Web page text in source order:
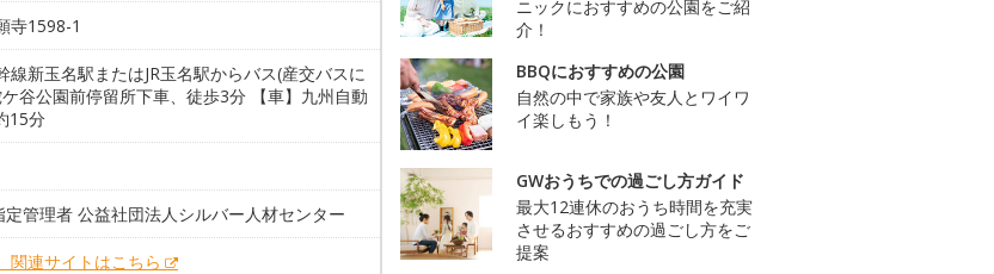
寺1598-1
線新玉名駅またはJR玉名駅からバス(産交バスに
谷公園前停留所下車、徒歩3分 【車】九州自動
15分
管理者 公益社団法人シルバー人材センター
関連サイトはこちら
ニックにおすすめの公園をご紹
介！
BBQにおすすめの公園
自然の中で家族や友人とワイワ
イ楽しもう！
GWおうちでの過ごし方ガイド
最大12連休のおうち時間を充実
させるおすすめの過ごし方をご
提案